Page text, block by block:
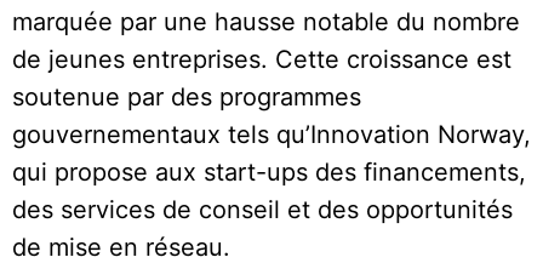
marquée par une hausse notable du nombre
de jeunes entreprises. Cette croissance est
soutenue par des programmes
gouvernementaux tels qu’Innovation Norway,
qui propose aux start-ups des financements,
des services de conseil et des opportunités
de mise en réseau.